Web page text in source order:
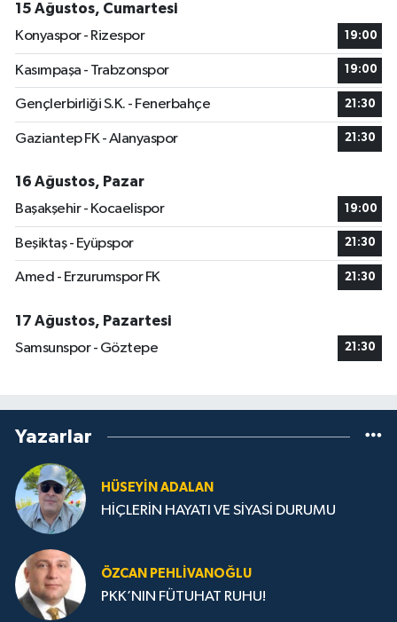
15 Ağustos, Cumartesi
Konyaspor - Rizespor
19:00
Kasımpaşa - Trabzonspor 19:00
Gençlerbirliği S.K. - Fenerbahçe 21:30
Gaziantep FK - Alanyaspor 21:30
16 Ağustos, Pazar
Başakşehir - Kocaelispor
19:00
Beşiktaş - Eyüpspor 21:30
Amed - Erzurumspor FK 21:30
17 Ağustos, Pazartesi
Samsunspor - Göztepe
21:30
Yazarlar
HÜSEYIN ADALAN
HİÇLERİN HAYATI VE SİYASİ DURUMU
ÖZCAN PEHLIVANOĞLU
PKK’NIN FÜTUHAT RUHU!